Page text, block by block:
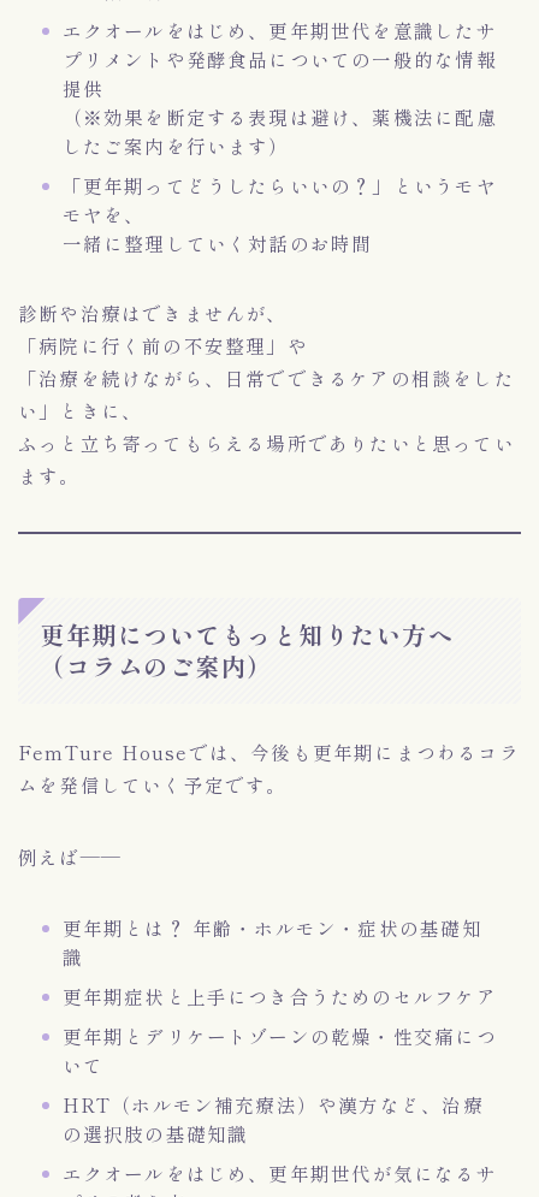
エクオールをはじめ、更年期世代を意識したサ
プリメントや発酵食品についての一般的な情報
提供
（※効果を断定する表現は避け、薬機法に配慮
したご案内を行います）
「更年期ってどうしたらいいの？」というモヤ
モヤを、
一緒に整理していく対話のお時間
診断や治療はできませんが、
「病院に行く前の不安整理」や
「治療を続けながら、日常でできるケアの相談をした
い」ときに、
ふっと立ち寄ってもらえる場所でありたいと思ってい
ます。
更年期についてもっと知りたい方へ
（コラムのご案内）
FemTure Houseでは、今後も更年期にまつわるコラ
ムを発信していく予定です。
例えば——
更年期とは？ 年齢・ホルモン・症状の基礎知
識
更年期症状と上手につき合うためのセルフケア
更年期とデリケートゾーンの乾燥・性交痛につ
いて
HRT（ホルモン補充療法）や漢方など、治療
の選択肢の基礎知識
エクオールをはじめ、更年期世代が気になるサ